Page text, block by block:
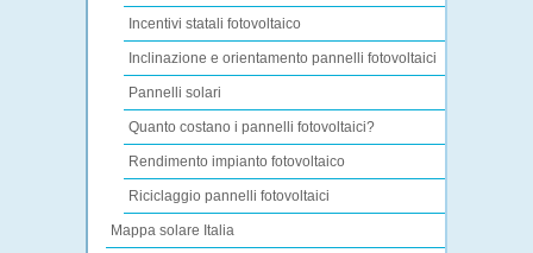
Incentivi statali fotovoltaico
Inclinazione e orientamento pannelli fotovoltaici
Pannelli solari
Quanto costano i pannelli fotovoltaici?
Rendimento impianto fotovoltaico
Riciclaggio pannelli fotovoltaici
Mappa solare Italia